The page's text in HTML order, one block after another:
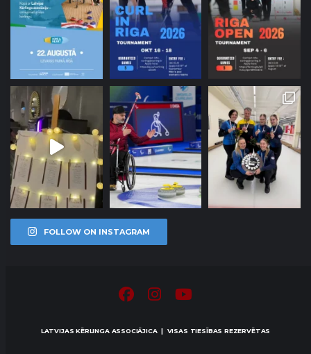
FOLLOW ON INSTAGRAM
LATVIJAS KĒRLINGA ASSOCIĀJICA | VISAS TIESĪBAS REZERVĒTAS